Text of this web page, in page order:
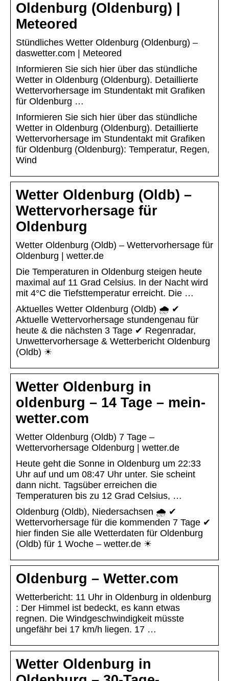
Oldenburg (Oldenburg) |
Meteored
Stündliches Wetter Oldenburg (Oldenburg) –
daswetter.com | Meteored
Informieren Sie sich hier über das stündliche
Wetter in Oldenburg (Oldenburg). Detaillierte
Wettervorhersage im Stundentakt mit Grafiken
für Oldenburg …
Informieren Sie sich hier über das stündliche
Wetter in Oldenburg (Oldenburg). Detaillierte
Wettervorhersage im Stundentakt mit Grafiken
für Oldenburg (Oldenburg): Temperatur, Regen,
Wind
Wetter Oldenburg (Oldb) –
Wettervorhersage für
Oldenburg
Wetter Oldenburg (Oldb) – Wettervorhersage für
Oldenburg | wetter.de
Die Temperaturen in Oldenburg steigen heute
maximal auf 11 Grad Celsius. In der Nacht wird
mit 4°C die Tiefsttemperatur erreicht. Die …
Aktuelles Wetter Oldenburg (Oldb) 🌧️ ✔
Aktuelle Wettervorhersage stundengenau für
heute & die nächsten 3 Tage ✔ Regenradar,
Unwettervorhersage & Wetterbericht Oldenburg
(Oldb) ☀
Wetter Oldenburg in
oldenburg – 14 Tage – mein-
wetter.com
Wetter Oldenburg (Oldb) 7 Tage –
Wettervorhersage Oldenburg | wetter.de
Heute geht die Sonne in Oldenburg um 22:33
Uhr auf und um 08:47 Uhr unter. Sie scheint
dann nicht. Tagsüber erreichen die
Temperaturen bis zu 12 Grad Celsius, …
Oldenburg (Oldb), Niedersachsen 🌧️ ✔
Wettervorhersage für die kommenden 7 Tage ✔
hier finden Sie alle Wetterdaten für Oldenburg
(Oldb) für 1 Woche – wetter.de ☀
Oldenburg – Wetter.com
Wetterbericht: 11 Uhr in Oldenburg in oldenburg
: Der Himmel ist bedeckt, es kann etwas
regnen. Die Windgeschwindigkeit müsste
ungefähr bei 17 km/h liegen. 17 …
Wetter Oldenburg in